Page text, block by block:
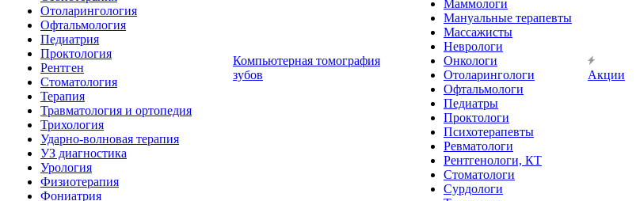
Отоларингология
Офтальмология
Педиатрия
Проктология
Рентген
Стоматология
Терапия
Травматология и ортопедия
Трихология
Ударно-волновая терапия
УЗ диагностика
Урология
Физиотерапия
Фониатрия
Компьютерная томография
зубов
Маммологи
Мануальные терапевты
Массажисты
Неврологи
Онкологи
Отоларингологи
Офтальмологи
Педиатры
Проктологи
Психотерапевты
Ревматологи
Рентгенологи, КТ
Стоматологи
Сурдологи
Акции